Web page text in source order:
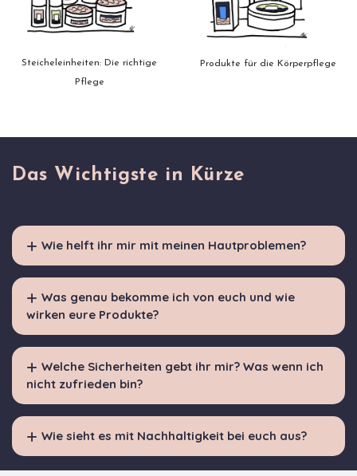
Steicheleinheiten: Die richtige
Pflege
Produkte für die Körperpflege
Das Wichtigste in Kürze
Wie helft ihr mir mit meinen Hautproblemen?
Was genau bekomme ich von euch und wie
wirken eure Produkte?
Welche Sicherheiten gebt ihr mir? Was wenn ich
nicht zufrieden bin?
Wie sieht es mit Nachhaltigkeit bei euch aus?